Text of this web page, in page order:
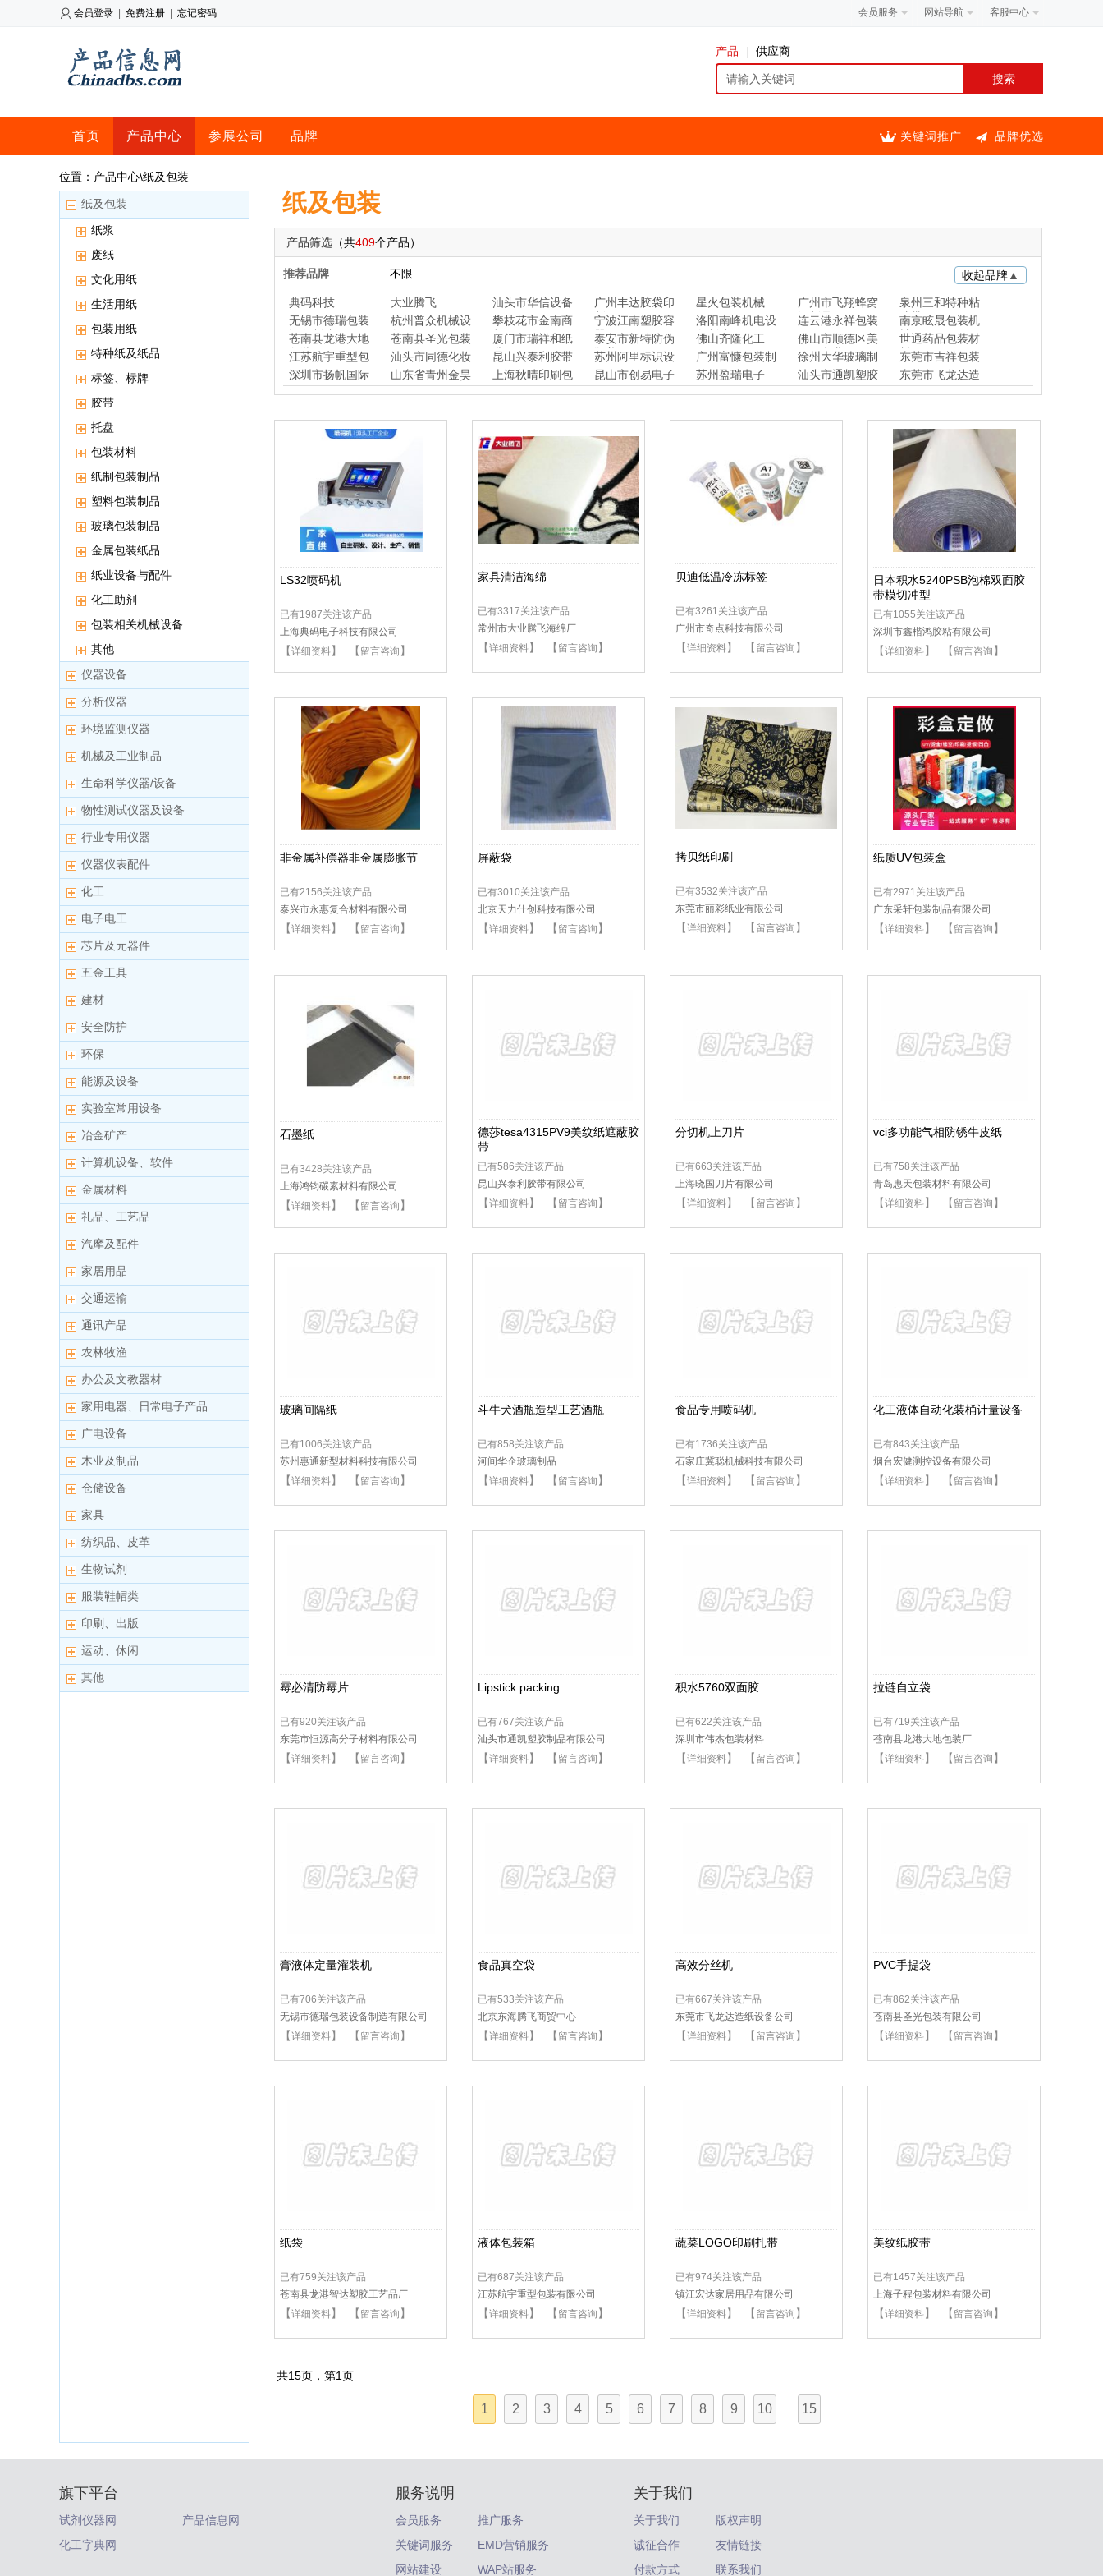
会员登录 免费注册 忘记密码 客服中心
网站导航
会员服务
产品 供应商
首页 产品中心 参展公司 品牌 品牌优选
关键词推广
位置：产品中心\纸及包装
纸及包装
纸浆
废纸
文化用纸
生活用纸
包装用纸
特种纸及纸品
标签、标牌
胶带
托盘
包装材料
纸制包装制品
塑料包装制品
玻璃包装制品
金属包装纸品
纸业设备与配件
化工助剂
包装相关机械设备
其他
仪器设备
分析仪器
环境监测仪器
机械及工业制品
生命科学仪器/设备
物性测试仪器及设备
行业专用仪器
仪器仪表配件
化工
电子电工
芯片及元器件
五金工具
建材
安全防护
环保
能源及设备
实验室常用设备
冶金矿产
计算机设备、软件
金属材料
礼品、工艺品
汽摩及配件
家居用品
交通运输
通讯产品
农林牧渔
办公及文教器材
家用电器、日常电子产品
广电设备
木业及制品
仓储设备
家具
纺织品、皮革
生物试剂
服装鞋帽类
印刷、出版
运动、休闲
其他
纸及包装
产品筛选 （共409个产品）
推荐品牌 不限 收起品牌▲
典码科技 大业腾飞 汕头市华信设备
广州丰达胶袋印
制
星火包装机械
广州市飞翔蜂窝
纸制品厂
泉州三和特种粘
胶带
无锡市德瑞包装
设备制造
杭州普众机械设
备
攀枝花市金南商
贸
宁波江南塑胶容
器
洛阳南峰机电设
备制造
连云港永祥包装
南京眩晟包装机
械
苍南县龙港大地
包装厂
苍南县圣光包装
厦门市瑞祥和纸
业
泰安市新特防伪
瓶盖
佛山齐隆化工
佛山市顺德区美
亚图实业
世通药品包装材
料
江苏航宇重型包
装
汕头市同德化妆
品包装
昆山兴泰利胶带
苏州阿里标识设
计工程
广州富慷包装制
品
徐州大华玻璃制
品
东莞市吉祥包装
制品
深圳市扬帆国际
实业
山东省青州金昊
化工
上海秋晴印刷包
装
昆山市创易电子 苏州盈瑞电子
汕头市通凯塑胶
制品
东莞市飞龙达造
纸设备公司
LS32喷码机
已有1987关注该产品
上海典码电子科技有限公司
【详细资料】 【 留言咨询 】
家具清洁海绵
已有3317关注该产品
常州市大业腾飞海绵厂
【详细资料】 【 留言咨询 】
贝迪低温冷冻标签
已有3261关注该产品
广州市奇点科技有限公司
【详细资料】 【 留言咨询 】
日本积水5240PSB泡棉双面胶
带模切冲型
已有1055关注该产品
深圳市鑫楷鸿胶粘有限公司
【详细资料】 【 留言咨询 】
非金属补偿器非金属膨胀节
已有2156关注该产品
泰兴市永惠复合材料有限公司
【详细资料】 【 留言咨询 】
屏蔽袋
已有3010关注该产品
北京天力仕创科技有限公司
【详细资料】 【 留言咨询 】
拷贝纸印刷
已有3532关注该产品
东莞市丽彩纸业有限公司
【详细资料】 【 留言咨询 】
纸质UV包装盒
已有2971关注该产品
广东采轩包装制品有限公司
【详细资料】 【 留言咨询 】
石墨纸
已有3428关注该产品
上海鸿钧碳素材料有限公司
【详细资料】 【 留言咨询 】
德莎tesa4315PV9美纹纸遮蔽胶
带
已有586关注该产品
昆山兴泰利胶带有限公司
【详细资料】 【 留言咨询 】
分切机上刀片
已有663关注该产品
上海晓国刀片有限公司
【详细资料】 【 留言咨询 】
vci多功能气相防锈牛皮纸
已有758关注该产品
青岛惠天包装材料有限公司
【详细资料】 【 留言咨询 】
玻璃间隔纸
已有1006关注该产品
苏州惠通新型材料科技有限公司
【详细资料】 【 留言咨询 】
斗牛犬酒瓶造型工艺酒瓶
已有858关注该产品
河间华企玻璃制品
【详细资料】 【 留言咨询 】
食品专用喷码机
已有1736关注该产品
石家庄冀聪机械科技有限公司
【详细资料】 【 留言咨询 】
化工液体自动化装桶计量设备
已有843关注该产品
烟台宏健测控设备有限公司
【详细资料】 【 留言咨询 】
霉必清防霉片
已有920关注该产品
东莞市恒源高分子材料有限公司
【详细资料】 【 留言咨询 】
Lipstick packing
已有767关注该产品
汕头市通凯塑胶制品有限公司
【详细资料】 【 留言咨询 】
积水5760双面胶
已有622关注该产品
深圳市伟杰包装材料
【详细资料】 【 留言咨询 】
拉链自立袋
已有719关注该产品
苍南县龙港大地包装厂
【详细资料】 【 留言咨询 】
膏液体定量灌装机
已有706关注该产品
无锡市德瑞包装设备制造有限公司
【详细资料】 【 留言咨询 】
食品真空袋
已有533关注该产品
北京东海腾飞商贸中心
【详细资料】 【 留言咨询 】
高效分丝机
已有667关注该产品
东莞市飞龙达造纸设备公司
【详细资料】 【 留言咨询 】
PVC手提袋
已有862关注该产品
苍南县圣光包装有限公司
【详细资料】 【 留言咨询 】
纸袋
已有759关注该产品
苍南县龙港智达塑胶工艺品厂
【详细资料】 【 留言咨询 】
液体包装箱
已有687关注该产品
江苏航宇重型包装有限公司
【详细资料】 【 留言咨询 】
蔬菜LOGO印刷扎带
已有974关注该产品
镇江宏达家居用品有限公司
【详细资料】 【 留言咨询 】
美纹纸胶带
已有1457关注该产品
上海子程包装材料有限公司
【详细资料】 【 留言咨询 】
共15页，第1页
1 2 3 4 5 6 7 8 9 10 15
旗下平台
试剂仪器网
产品信息网
化工字典网
服务说明
会员服务
推广服务
关键词服务
EMD营销服务
网站建设
WAP站服务
关于我们
关于我们
版权声明
诚征合作
友情链接
付款方式
联系我们